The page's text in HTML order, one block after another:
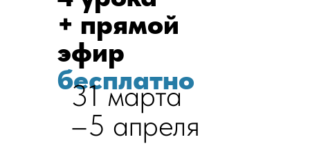
+ прямой
эфир
бесплатно
31 марта
–5 апреля